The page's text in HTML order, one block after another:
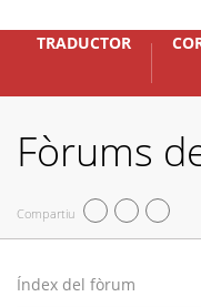
TRADUCTOR
Fòrums
Compartiu
Índex del fòrum